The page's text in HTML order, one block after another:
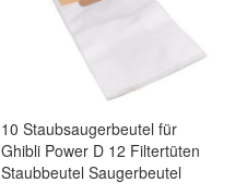
10 Staubsaugerbeutel für
Ghibli Power D 12 Filtertüten
Staubbeutel Saugerbeutel